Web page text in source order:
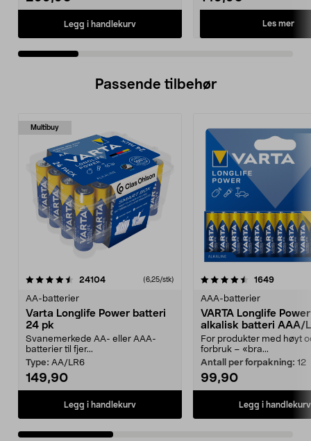
Legg i handlekurv Les mer
Passende tilbehør
Multibuy
24104anmeldelser(6,25/stk)
AA-batterier
Varta Longlife Power batteri
24 pk
Svanemerkede AA- eller AAA-
batterier til fjer...
Type: AA/LR6
149,90
Legg i handlekurv
4.5av 5 stjerner 1649
AAA-batterier
VARTA Longlife Power
alkalisk batteri AAA/
For produkter med høyt
forbruk – «bra...
Antall per forpakning: 12
99,90
Legg i handlekurv
4.5av 5 stjerner